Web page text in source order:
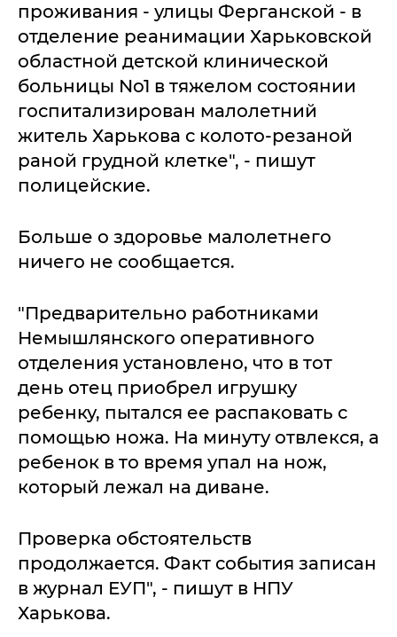
проживания - улицы Ферганской - в
отделение реанимации Харьковской
областной детской клинической
больницы No1 в тяжелом состоянии
госпитализирован малолетний
житель Харькова с колото-резаной
раной грудной клетке", - пишут
полицейские.
Больше о здоровье малолетнего
ничего не сообщается.
"Предварительно работниками
Немышлянского оперативного
отделения установлено, что в тот
день отец приобрел игрушку
ребенку, пытался ее распаковать с
помощью ножа. На минуту отвлекся, а
ребенок в то время упал на нож,
который лежал на диване.
Проверка обстоятельств
продолжается. Факт события записан
в журнал ЕУП", - пишут в НПУ
Харькова.